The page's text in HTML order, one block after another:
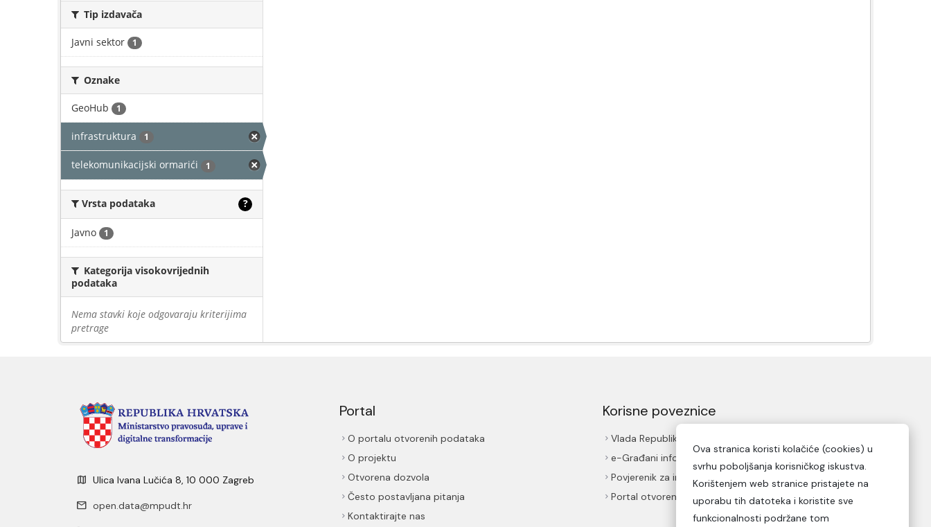
Tip izdavača
Javni sektor 1
Oznake
GeoHub 1
infrastruktura 1
telekomunikacijski ormarići 1
Vrsta podataka ?
Javno 1
Kategorija visokovrijednih
podataka
Nema stavki koje odgovaraju kriterijima
pretrage